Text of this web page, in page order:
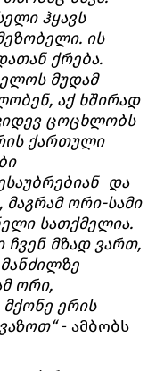
ჰყავს
ის
ქრება.
მუდამ
აქ ხშირად
ცოცხლობს
ქართული
და
მაგრამ ორი-სამი
სათქმელია.
მზად ვართ,
ორი,
ერის
- ამბობს